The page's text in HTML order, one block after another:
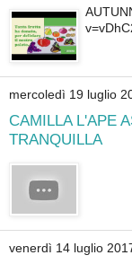
mercoledì 19 luglio
CAMILLA L'APE
TRANQUILLA
venerdì 14 luglio